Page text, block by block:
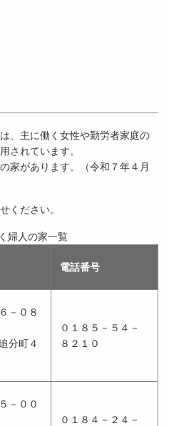
、主に働く女性や勤労者家庭の
されています。
家があります。（令和７年４月
ください。
電話番号
婦人の家一覧
－０８
分町４
０１８５－５４－
８２１０
－００
０１８４－２４－